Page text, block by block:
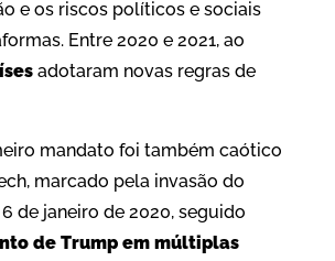
e os riscos políticos e sociais
Entre 2020 e 2021, ao
adotaram novas regras de
mandato foi também caótico
marcado pela invasão do
de janeiro de 2020, seguido
de Trump em múltiplas